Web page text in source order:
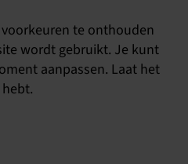
te onthouden
wordt gebruikt. Je kunt
aanpassen. Laat het